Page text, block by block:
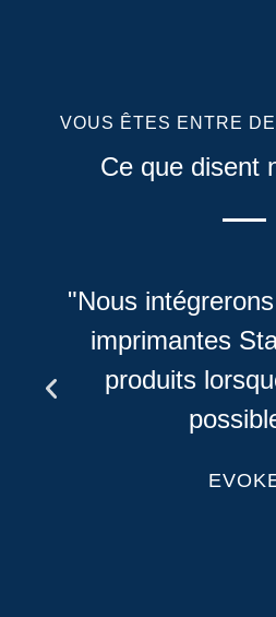
VOUS ÊTES ENTRE
Ce que disent
"Nous
imprimantes
produits